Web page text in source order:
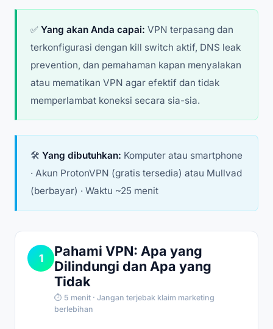
✅Yang akan Anda capai: VPN terpasang dan
terkonfigurasi dengan kill switch aktif, DNS leak
prevention, dan pemahaman kapan menyalakan
atau mematikan VPN agar efektif dan tidak
memperlambat koneksi secara sia-sia.
🛠️Yang dibutuhkan: Komputer atau smartphone
· Akun ProtonVPN (gratis tersedia) atau Mullvad
(berbayar) · Waktu ~25 menit
1
Pahami VPN: Apa yang
Dilindungi dan Apa yang
Tidak
⏱ 5 menit · Jangan terjebak klaim marketing
berlebihan